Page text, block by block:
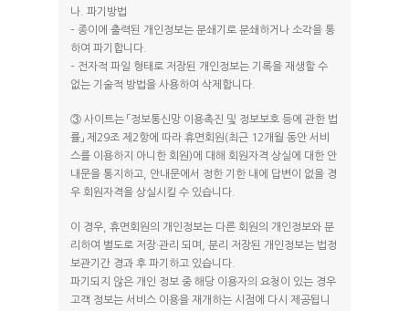
나. 파기방법
– 종이에 출력된 개인정보는 분쇄기로 분쇄하거나 소각을 통
하여 파기합니다.
– 전자적 파일 형태로 저장된 개인정보는 기록을 재생할 수
없는 기술적 방법을 사용하여 삭제합니다.
③ 사이트는 「정보통신망 이용촉진 및 정보보호 등에 관한 법
률」 제29조 제2항에 따라 휴면회원(최근 12개월 동안 서비
스를 이용하지 아니한 회원)에 대해 회원자격 상실에 대한 안
내문을 통지하고, 안내문에서 정한 기한 내에 답변이 없을 경
우 회원자격을 상실시킬 수 있습니다.
이 경우, 휴면회원의 개인정보는 다른 회원의 개인정보와 분
리하여 별도로 저장·관리 되며, 분리 저장된 개인정보는 법정
보관기간 경과 후 파기하고 있습니다.
파기되지 않은 개인 정보 중 해당 이용자의 요청이 있는 경우
고객 정보는 서비스 이용을 재개하는 시점에 다시 제공됩니